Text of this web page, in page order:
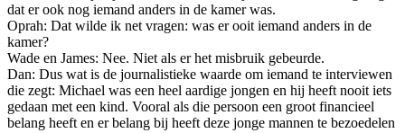
dat er ook nog iemand anders in de kamer was.
Oprah: Dat wilde ik net vragen: was er ooit iemand anders in de
kamer?
Wade en James: Nee. Niet als er het misbruik gebeurde.
Dan: Dus wat is de journalistieke waarde om iemand te interviewen
die zegt: Michael was een heel aardige jongen en hij heeft nooit iets
gedaan met een kind. Vooral als die persoon een groot financieel
belang heeft en er belang bij heeft deze jonge mannen te bezoedelen